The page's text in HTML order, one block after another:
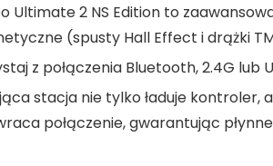
Ultimate 2 NS Edition to
(spusty Hall Effect i drążki
z połączenia Bluetooth, 2.4G lub
stacja nie tylko ładuje
połączenie, gwarantując